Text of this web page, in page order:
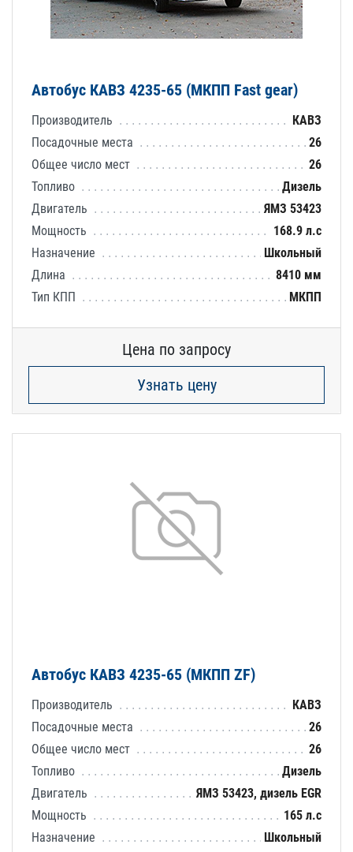
Автобус КАВЗ 4235-65 (МКПП Fast gear)
Производитель
КАВЗ
Посадочные места
26
Общее число мест
26
Топливо
Дизель
Двигатель
ЯМЗ 53423
Мощность
168.9 л.с
Назначение
Школьный
Длина
8410 мм
Тип КПП
МКПП
Цена по запросу
Узнать цену
Автобус КАВЗ 4235-65 (МКПП ZF)
Производитель
КАВЗ
Посадочные места
26
Общее число мест
26
Топливо
Дизель
Двигатель
ЯМЗ 53423, дизель EGR
Мощность
165 л.с
Назначение
Школьный